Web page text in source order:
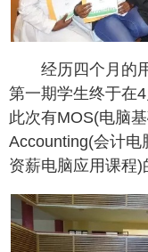
经历四个月的
第一期学生终于在
此次有MOS(电脑
Accounting(会计电
资薪电脑应用课程)